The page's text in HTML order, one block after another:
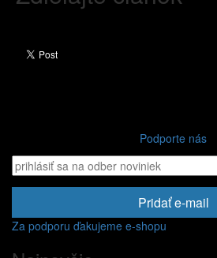
Podporte nás
Pridať e-mail
Za podporu ďakujeme e-shopu